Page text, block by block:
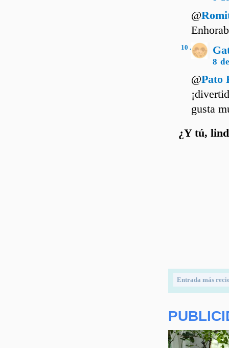
@
10 .
8
@Pato
gusta
¿Y tú,
Entrada más